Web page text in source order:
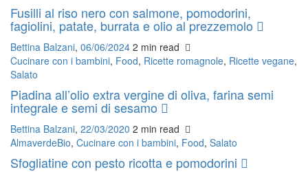
Fusilli al riso nero con salmone, pomodorini,
fagiolini, patate, burrata e olio al prezzemolo
Bettina Balzani, 06/06/2024 2 min read
Cucinare con i bambini, Food, Ricette romagnole, Ricette vegane,
Salato
Piadina all’olio extra vergine di oliva, farina semi
integrale e semi di sesamo
Bettina Balzani, 22/03/2020 2 min read
AlmaverdeBio, Cucinare con i bambini, Food, Salato
Sfogliatine con pesto ricotta e pomodorini